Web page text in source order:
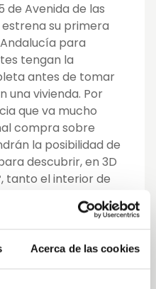
Acerca de las cookies
de Avenida de las
su primera
para
tengan la
antes de tomar
una vivienda. Por
que va mucho
compra sobre
la posibilidad de
descubrir, en 3D
tanto el interior de
la posibilidad
de sus
como su piscina